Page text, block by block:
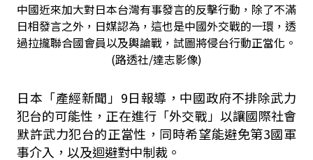
中國近來加大對日本台灣有事發言的反擊行動，除了不滿
日相發言之外，日媒認為，這也是中國外交戰的一環，透
過拉攏聯合國會員以及輿論戰，試圖將侵台行動正當化。
(路透社/達志影像)
日本「產經新聞」9日報導，中國政府不排除武力
犯台的可能性，正在進行「外交戰」以讓國際社會
默許武力犯台的正當性，同時希望能避免第3國軍
事介入，以及迴避對中制裁。